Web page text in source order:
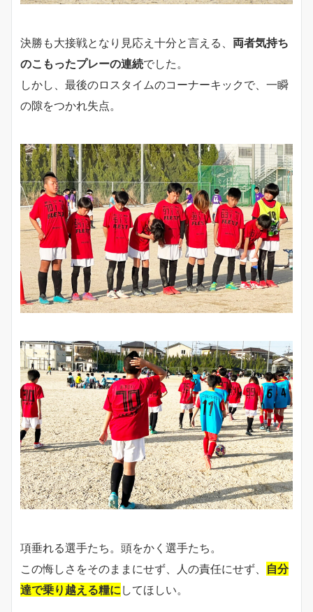
決勝も大接戦となり見応え十分と言える、 両者気持ち
のこもったプレーの連続でした。
しかし、最後のロスタイムのコーナーキックで、一瞬
の隙をつかれ失点。
項垂れる選手たち。頭をかく選手たち。
この悔しさをそのままにせず、人の責任にせず、 自分
達で乗り越える糧に してほしい。